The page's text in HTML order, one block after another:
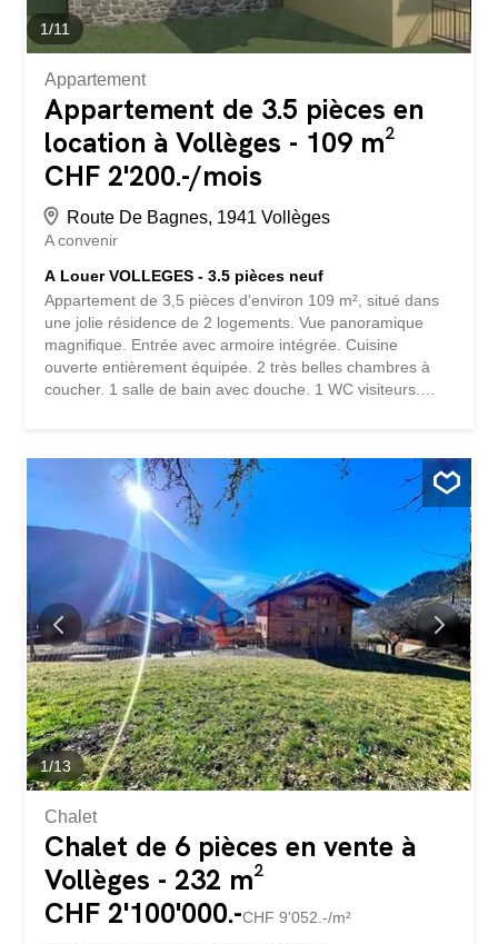
1/11
Appartement
Appartement de 3.5 pièces en
location à Vollèges - 109 m²
CHF 2'200.-/mois
Route De Bagnes, 1941 Vollèges
A convenir
A Louer VOLLEGES - 3.5 pièces neuf
Appartement de 3,5 pièces d'environ 109 m², situé dans
une jolie résidence de 2 logements. Vue panoramique
magnifique. Entrée avec armoire intégrée. Cuisine
ouverte entièrement équipée. 2 très belles chambres à
coucher. 1 salle de bain avec douche. 1 WC visiteurs.
2'200.- par mois + charges.
1/13
Chalet
Chalet de 6 pièces en vente à
Vollèges - 232 m²
CHF 2'100'000.-CHF 9'052.-/m²